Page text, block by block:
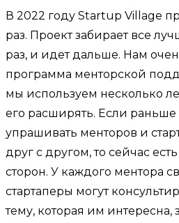
В 2022 году Startup Village
раз. Проект забирает все
раз, и идет дальше. Нам
программа менторской
мы используем несколько
его расширять. Если
упрашивать менторов и
друг с другом, то сейчас
сторон. У каждого ментора
стартаперы могут
тему, которая им интересна,